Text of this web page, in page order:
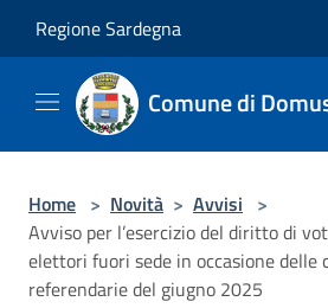
Regione Sardegna
Comune di
Home > Novità > Avvisi >
Avviso per l’esercizio del diritto di
elettori fuori sede in occasione delle
referendarie del giugno 2025